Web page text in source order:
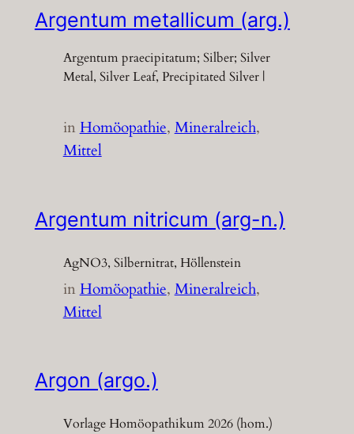
Argentum metallicum (arg.)
Argentum praecipitatum; Silber; Silver
Metal, Silver Leaf, Precipitated Silver |
inHomöopathie, Mineralreich
Mittel
Argentum nitricum (arg-n.)
AgNO3, Silbernitrat, Höllenstein
inHomöopathie, Mineralreich
Mittel
Argon (argo.)
Vorlage Homöopathikum 2026 (hom.)